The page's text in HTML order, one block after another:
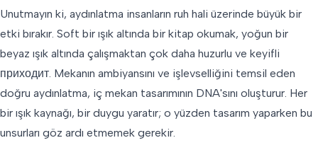
Unutmayın ki, aydınlatma insanların ruh hali üzerinde büyük bir
etki bırakır. Soft bir ışık altında bir kitap okumak, yoğun bir
beyaz ışık altında çalışmaktan çok daha huzurlu ve keyifli
приходит. Mekanın ambiyansını ve işlevselliğini temsil eden
doğru aydınlatma, iç mekan tasarımının DNA'sını oluşturur. Her
bir ışık kaynağı, bir duygu yaratır; o yüzden tasarım yaparken bu
unsurları göz ardı etmemek gerekir.